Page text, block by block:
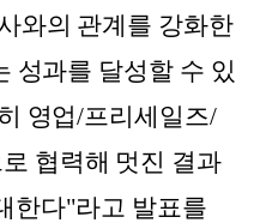
와의 관계를 강화한
성과를 달성할 수 있
영업/프리세일즈/
협력해 멋진 결과
한다"라고 발표를